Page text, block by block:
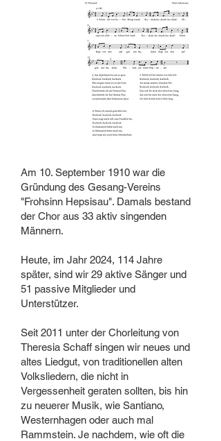
Am 10. September 1910 war die
Gründung des Gesang-Vereins
"Frohsinn Hepsisau". Damals bestand
der Chor aus 33 aktiv singenden
Männern.
Heute, im Jahr 2024, 114 Jahre
später, sind wir 29 aktive Sänger und
51 passive Mitglieder und
Unterstützer.
Seit 2011 unter der Chorleitung von
Theresia Schaff singen wir neues und
altes Liedgut, von traditionellen alten
Volksliedern, die nicht in
Vergessenheit geraten sollten, bis hin
zu neuerer Musik, wie Santiano,
Westernhagen oder auch mal
Rammstein. Je nachdem, wie oft die